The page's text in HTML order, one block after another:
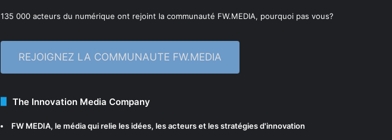
135 000 acteurs du numérique ont rejoint la communauté FW.MEDIA, pourquoi pas vous?
REJOIGNEZ LA COMMUNAUTE FW.MEDIA
The Innovation Media Company
FW MEDIA, le média qui relie les idées, les acteurs et les stratégies d'innovation